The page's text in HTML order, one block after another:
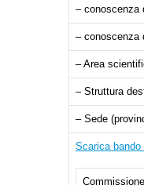
– conoscenza
– conoscenza
– Area
– Struttura
– Sede
Scarica bando